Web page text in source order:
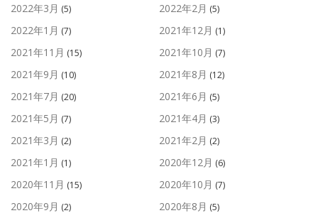
2022年3月 (5) 2022年2月 (5)
2022年1月 (7) 2021年12月 (1)
2021年11月 (15) 2021年10月 (7)
2021年9月 (10) 2021年8月 (12)
2021年7月 (20) 2021年6月 (5)
2021年5月 (7) 2021年4月 (3)
2021年3月 (2) 2021年2月 (2)
2021年1月 (1) 2020年12月 (6)
2020年11月 (15) 2020年10月 (7)
2020年9月 (2) 2020年8月 (5)